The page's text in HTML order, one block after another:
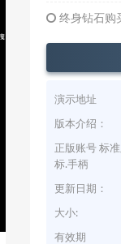
终身钻石购
演示地址
版本介绍：
正版账号 标
标.手柄
更新日期：
大小:
有效期